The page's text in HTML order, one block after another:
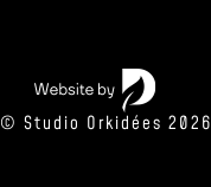
© Studio Orkidées 2026